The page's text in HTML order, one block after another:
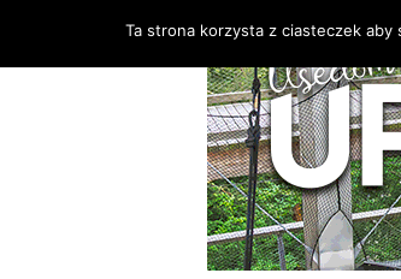
Ta strona korzysta z ciasteczek aby